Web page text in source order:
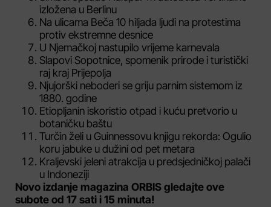
izložena u Berlinu
Na ulicama Beča 10 hiljada ljudi na protestima
protiv ekstremne desnice
U Njemačkoj nastupilo vrijeme karnevala
Slapovi Sopotnice, spomenik prirode i turistički
raj kraj Prijepolja
Njujorški neboderi se griju parnim sistemom iz
1880. godine
Etiopljanin iskoristio otpad i kuću pretvorio u
botaničku baštu
Turčin želi u Guinnessovu knjigu rekorda: Ogulio
koru jabuke u dužini od pet metara
Kraljevski jeleni atrakcija u predsjedničkoj palači
u Indoneziji
Novo izdanje magazina ORBIS gledajte ove
subote od 17 sati i 15 minuta!